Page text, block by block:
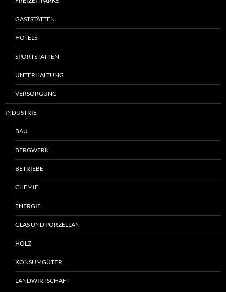
GASTSTÄTTEN
HOTELS
SPORTSTÄTTEN
UNTERHALTUNG
VERSORGUNG
INDUSTRIE
BAU
BERGWERK
BETRIEBE
CHEMIE
ENERGIE
GLAS UND PORZELLAN
HOLZ
KONSUMGÜTER
LANDWIRTSCHAFT